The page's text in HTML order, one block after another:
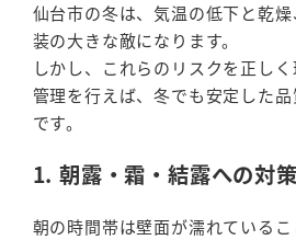
仙台市の冬は、気温の低下と乾
装の大きな敵になります。
しかし、これらのリスクを正し
管理を行えば、冬でも安定した
です。
1. 朝露・霜・結露への対策
朝の時間帯は壁面が濡れている